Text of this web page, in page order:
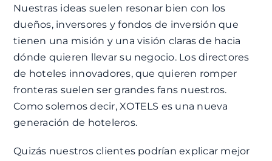
Nuestras ideas suelen resonar bien con los
dueños, inversores y fondos de inversión que
tienen una misión y una visión claras de hacia
dónde quieren llevar su negocio. Los directores
de hoteles innovadores, que quieren romper
fronteras suelen ser grandes fans nuestros.
Como solemos decir, XOTELS es una nueva
generación de hoteleros.
Quizás nuestros clientes podrían explicar mejor